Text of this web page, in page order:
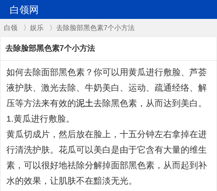
白领网
白领 〉 娱乐 〉去除脸部黑色素7个小方法
去除脸部黑色素7个小方法
如何去除面部黑色素？你可以用黄瓜进行敷脸、芦荟
液护肤、激光去除、牛奶美白、运动、疏通经络、解
压等方法来有效的泥土去除黑色素，从而达到美白。
1.黄瓜进行敷脸。
黄瓜切成片，然后放在脸上，十五分钟左右拿掉在进
行清洗护肤。花瓜可以美白是由于它含有大量的维生
素，可以很好地祛除分解掉面部黑色素，从而起到补
水的效果，让肌肤不在黯淡无光。